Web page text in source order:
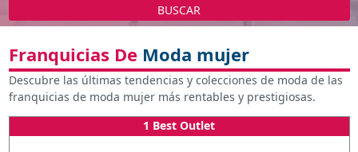
BUSCAR
Franquicias De Moda mujer
Descubre las últimas tendencias y colecciones de moda de las
franquicias de moda mujer más rentables y prestigiosas.
1 Best Outlet